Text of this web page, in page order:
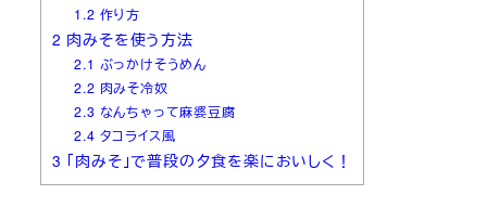
1.2 作り方
2 肉みそを使う方法
2.1 ぶっかけそうめん
2.2 肉みそ冷奴
2.3 なんちゃって麻婆豆腐
2.4 タコライス風
3 「肉みそ」で普段の夕食を楽においしく！